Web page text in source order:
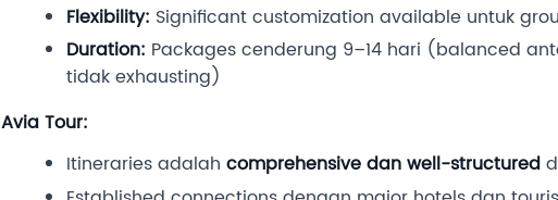
Flexibility: Significant customization available untuk
Duration: Packages cenderung 9–14 hari (balanced
tidak exhausting)
Avia Tour:
Itineraries adalah comprehensive dan well-structured